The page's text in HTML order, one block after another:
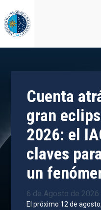
al
contenido
principal
Cuenta
gran
2026: el
claves
un
6 de Agosto de 2026
El próximo 12 de